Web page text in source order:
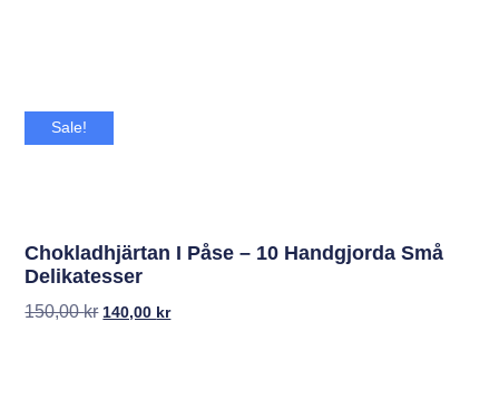
Sale!
Chokladhjärtan I Påse – 10 Handgjorda Små
Delikatesser
150,00kr 140,00 kr